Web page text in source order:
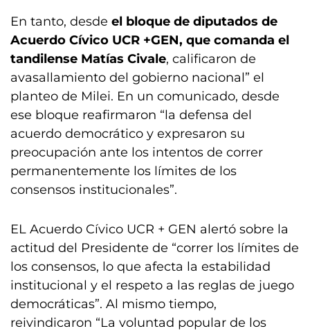
En tanto, desde el bloque de diputados de
Acuerdo Cívico UCR +GEN, que comanda el
tandilense Matías Civale, calificaron de
avasallamiento del gobierno nacional” el
planteo de Milei. En un comunicado, desde
ese bloque reafirmaron “la defensa del
acuerdo democrático y expresaron su
preocupación ante los intentos de correr
permanentemente los límites de los
consensos institucionales”.
EL Acuerdo Cívico UCR + GEN alertó sobre la
actitud del Presidente de “correr los límites de
los consensos, lo que afecta la estabilidad
institucional y el respeto a las reglas de juego
democráticas”. Al mismo tiempo,
reivindicaron “La voluntad popular de los